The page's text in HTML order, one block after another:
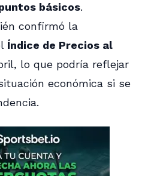
básicos.
confirmó la
Índice de Precios al
lo que podría reflejar
económica si se